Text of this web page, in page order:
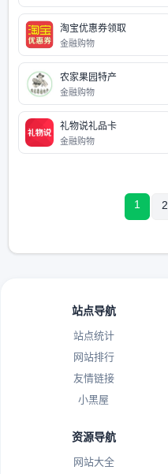
淘宝优惠券领取
金融购物
农家果园特产
金融购物
礼物说礼品卡
金融购物
1 2
站点导航
站点统计
网站排行
友情链接
小黑屋
资源导航
网站大全